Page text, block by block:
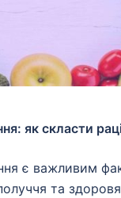
як скласти
є важливим
та